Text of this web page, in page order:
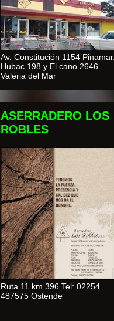
Av. Constitución 1154 Pinamar.
Hubac 198 y El cano 2646
Valeria del Mar
ASERRADERO LOS
ROBLES
Ruta 11 km 396 Tel: 02254
487575 Ostende